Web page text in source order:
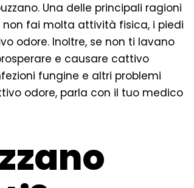
Una delle principali ragioni
non fai molta attività fisica, i piedi
odore. Inoltre, se non ti lavano
e causare cattivo
fungine e altri problemi
odore, parla con il tuo medico